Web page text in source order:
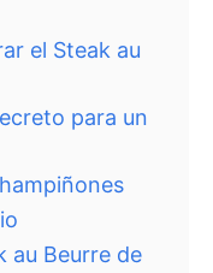
el Steak au
para un
au Beurre de